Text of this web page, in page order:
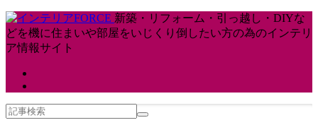
新築・リフォーム・引っ越し・DIYな
どを機に住まいや部屋をいじくり倒したい方の為のインテリ
ア情報サイト